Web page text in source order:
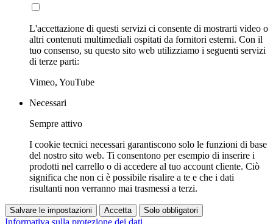
L'accettazione di questi servizi ci consente di mostrarti video o
altri contenuti multimediali ospitati da fornitori esterni. Con il
tuo consenso, su questo sito web utilizziamo i seguenti servizi
di terze parti:
Vimeo, YouTube
Necessari
Sempre attivo
I cookie tecnici necessari garantiscono solo le funzioni di base
del nostro sito web. Ti consentono per esempio di inserire i
prodotti nel carrello o di accedere al tuo account cliente. Ciò
significa che non ci è possibile risalire a te e che i dati
risultanti non verranno mai trasmessi a terzi.
Salvare le impostazioni Accetta Solo obbligatori
Informativa sulla protezione dei dati